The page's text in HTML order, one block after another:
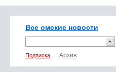
Все омские новости
Подписка